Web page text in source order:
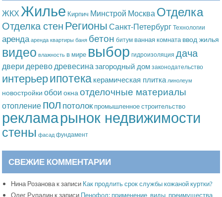
ЖКХ Жилье Кирпич Минстрой МоскваОтделка
Отделка стенРегионы Санкт-Петербург Технологии
аренда аренда квартиры баня бетон битум ванная комната ввод жилья
видео влажность в мире выбор гидроизоляция дача
двери дереводревесиназагородный дом законодательство
интерьерипотека керамическая плитка линолеум
новостройки обои окнаотделочные материалы
отоплениепол потолок промышленное строительство
рекламарынок недвижимости
стены фасад фундамент
СВЕЖИЕ КОММЕНТАРИИ
Нина Розановак записи Как продлить срок службы кожаной куртки?
Олег Рупалин к записи Пенофол: применение, виды, преимущества